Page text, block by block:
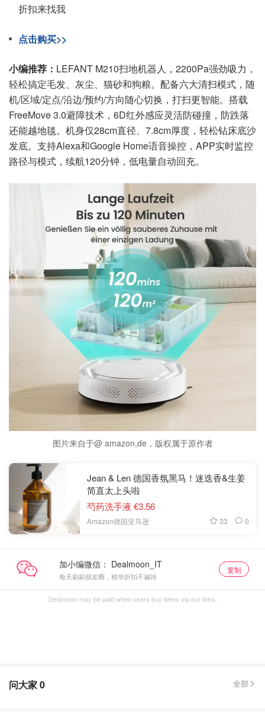
折扣来找我
点击购买>>
小编推荐： LEFANT M210扫地机器人，2200Pa强劲吸力，
轻松搞定毛发、灰尘、猫砂和狗粮。配备六大清扫模式，随
机/区域/定点/沿边/预约/方向随心切换，打扫更智能。搭载
FreeMove 3.0避障技术，6D红外感应灵活防碰撞，防跌落
还能越地毯。机身仅28cm直径、7.8cm厚度，轻松钻床底沙
发底。支持Alexa和Google Home语音操控，APP实时监控
路径与模式，续航120分钟，低电量自动回充。
图片来自于@ amazon,de，版权属于原作者
Jean & Len 德国香氛黑马！迷迭香&生姜
简直太上头啦
芍药洗手液 €3.56
Amazon德国亚马逊 33 0
加小编微信：
每天刷刷朋友圈，精华折扣不漏掉
复制
Dealmoon may be paid when users buy items via our links.
问大家0 全部